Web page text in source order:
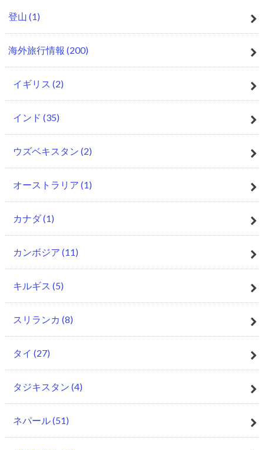
登山 (1)
海外旅行情報 (200)
イギリス (2)
インド (35)
ウズベキスタン (2)
オーストラリア (1)
カナダ(1)
カンボジア (11)
キルギス (5)
スリランカ (8)
タイ (27)
タジキスタン (4)
ネパール(51)